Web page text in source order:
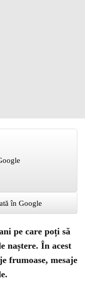
în Google
pe care poți să
naștere. În acest
frumoase, mesaje